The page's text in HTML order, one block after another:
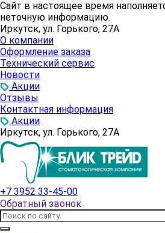
Сайт в настоящее время
неточную информацию.
Иркутск, ул. Горького, 27А
О компании
Оформление заказа
Технический сервис
Новости
Акции
Отзывы
Контактная информация
Акции
Иркутск, ул. Горького, 27А
+7 3952 33-45-00
Обратный звонок